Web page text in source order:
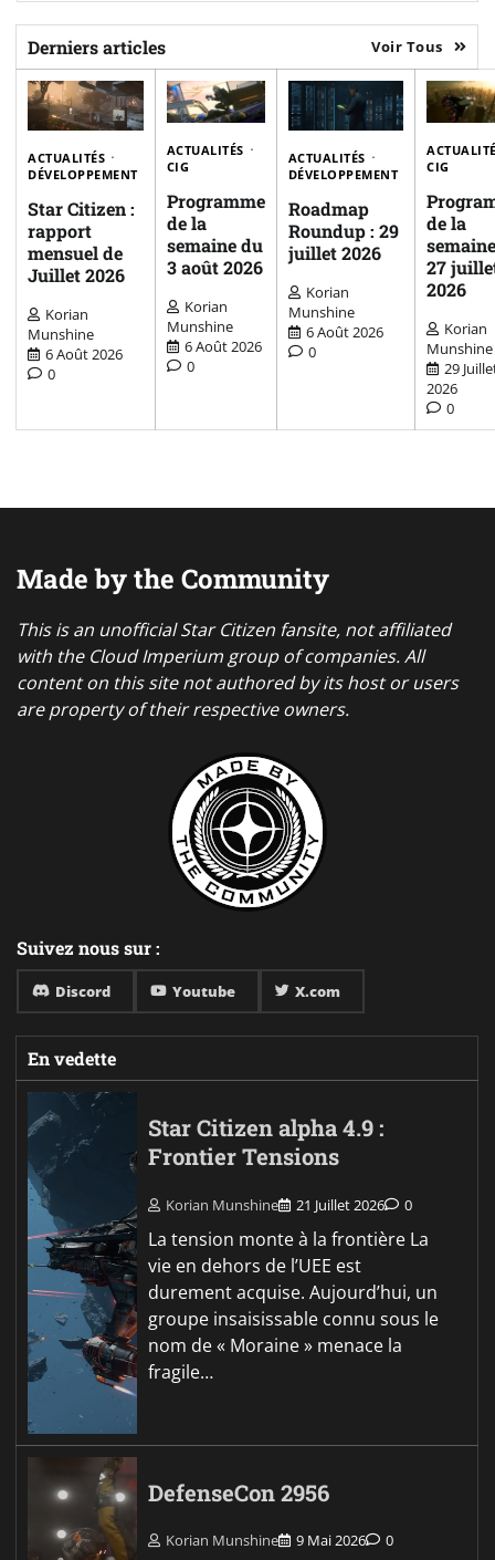
Derniers articles Voir Tous
ACTUALITÉS
DÉVELOPPEMENT
Star Citizen :
rapport
mensuel de
Juillet 2026
Korian
Munshine
6 Août 2026
0
ACTUALITÉS
CIG
Programme
de la
semaine du
3 août 2026
Korian
Munshine
6 Août 2026
0
ACTUALITÉS
DÉVELOPPEMENT
Roadmap
Roundup : 29
juillet 2026
Korian
Munshine
6 Août 2026
0
CIG
de la
27
2026
Korian
Munshine
29
2026
0
Made by the Community
This is an unofficial Star Citizen fansite, not affiliated
with the Cloud Imperium group of companies. All
content on this site not authored by its host or users
are property of their respective owners.
Suivez nous sur :
Discord Youtube X.com
En vedette
Star Citizen alpha 4.9 :
Frontier Tensions
Korian Munshine 21 Juillet 2026 0
La tension monte à la frontière La
vie en dehors de l’UEE est
durement acquise. Aujourd’hui, un
groupe insaisissable connu sous le
nom de « Moraine » menace la
fragile…
DefenseCon 2956
Korian Munshine 9 Mai 2026 0